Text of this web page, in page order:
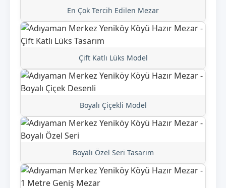
En Çok Tercih Edilen Mezar
Çift Katlı Lüks Model
Boyalı Çiçekli Model
Boyalı Özel Seri Tasarım